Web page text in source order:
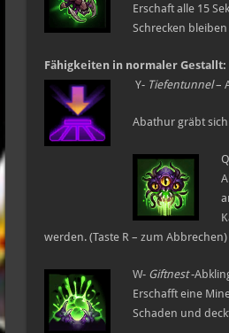
Erschaft alle 15
Schrecken
Fähigkeiten in normaler Gestallt:
Y- Tiefentunnel–
Abathur gräbt
werden. (Taste R – zum Abbrechen)
W- Giftnest-
Erschafft eine
Schaden und